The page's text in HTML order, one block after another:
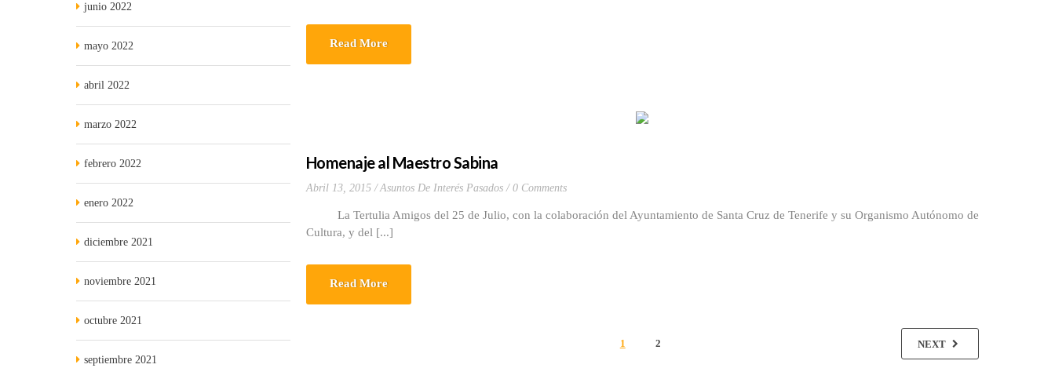
Read More
Homenaje al Maestro Sabina
Abril 13, 2015 Asuntos De Interés Pasados 0 Comments
La Tertulia Amigos del 25 de Julio, con la colaboración del Ayuntamiento de Santa Cruz de Tenerife y su Organismo Autónomo de
Cultura, y del [...]
Read More
1 2 NEXT
junio 2022
mayo 2022
abril 2022
marzo 2022
febrero 2022
enero 2022
diciembre 2021
noviembre 2021
octubre 2021
septiembre 2021